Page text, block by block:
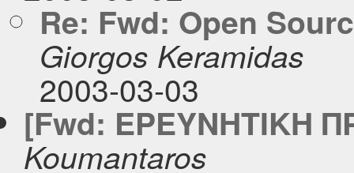
Re: Fwd: Open
Giorgos Keramidas
2003-03-03
[Fwd: ΕΡΕΥΝΗΤΙΚΗ
Koumantaros